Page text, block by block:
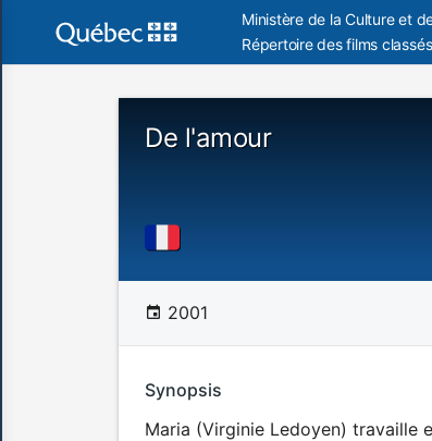
Ministère de la Culture et
Répertoire des films classés
De l'amour
2001
Synopsis
Maria (Virginie Ledoyen) travaille